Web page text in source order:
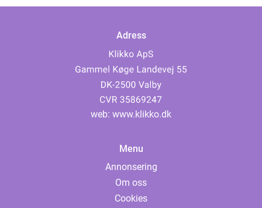
Adress
web: www.klikko.dk
Menu
Annonsering
Om oss
Cookies